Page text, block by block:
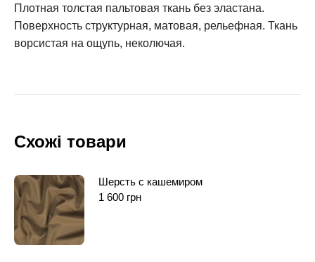
Плотная толстая пальтовая ткань без эластана.
Поверхность структурная, матовая, рельефная. Ткань
ворсистая на ощупь, неколючая.
Схожі товари
Шерсть с кашемиром
1 600 грн